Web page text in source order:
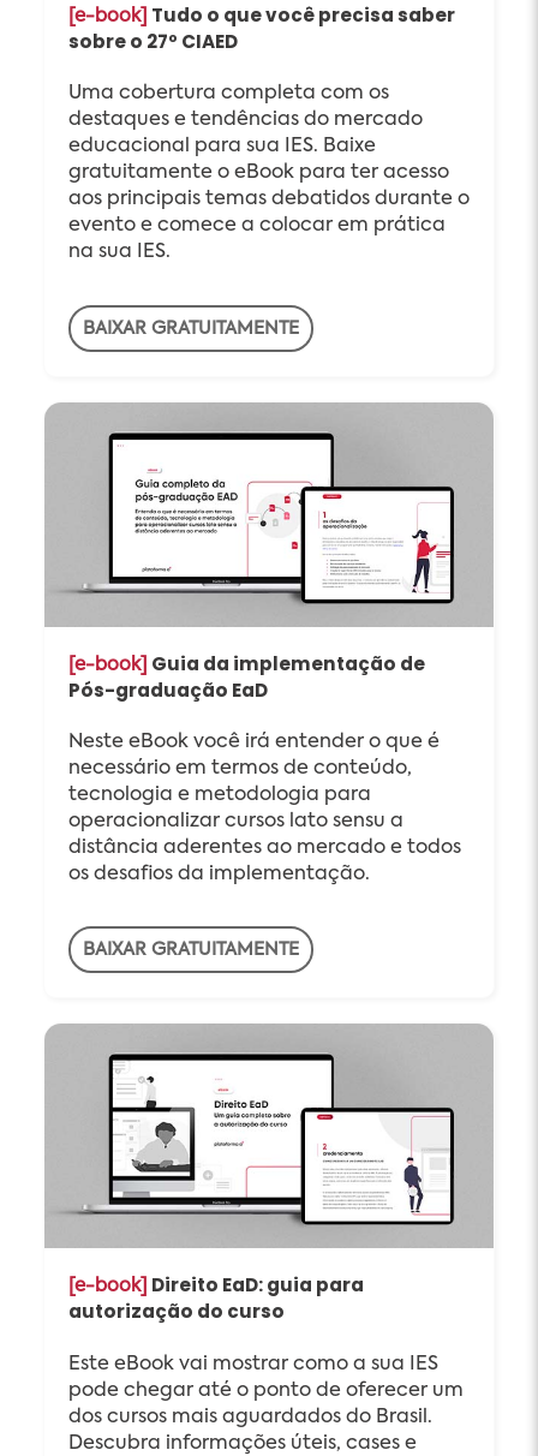
[e-book] Tudo o que você precisa saber
sobre o 27º CIAED
Uma cobertura completa com os
destaques e tendências do mercado
educacional para sua IES. Baixe
gratuitamente o eBook para ter acesso
aos principais temas debatidos durante o
evento e comece a colocar em prática
na sua IES.
BAIXAR GRATUITAMENTE
[e-book] Guia da implementação de
Pós-graduação EaD
Neste eBook você irá entender o que é
necessário em termos de conteúdo,
tecnologia e metodologia para
operacionalizar cursos lato sensu a
distância aderentes ao mercado e todos
os desafios da implementação.
BAIXAR GRATUITAMENTE
[e-book] Direito EaD: guia para
autorização do curso
Este eBook vai mostrar como a sua IES
pode chegar até o ponto de oferecer um
dos cursos mais aguardados do Brasil.
Descubra informações úteis, cases e